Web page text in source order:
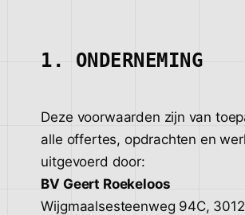
1. ONDERNEMING
Deze voorwaarden zijn van
alle offertes, opdrachten en
uitgevoerd door:
BV Geert Roekeloos
Wijgmaalsesteenweg 94C,